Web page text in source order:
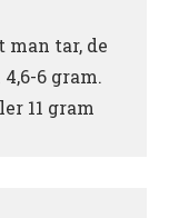
tar, de
6 gram.
11 gram